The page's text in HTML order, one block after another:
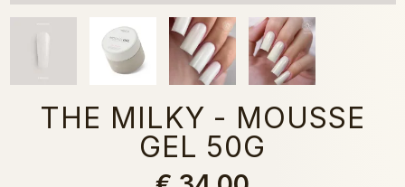
THE MILKY - MOUSSE
GEL 50G